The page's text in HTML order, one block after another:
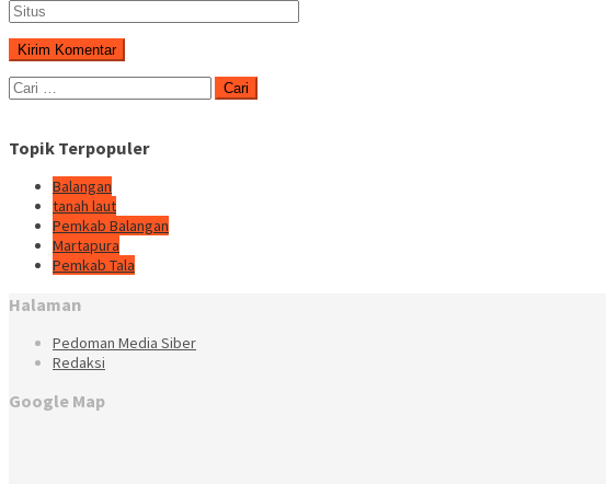
Cari
untuk:
Topik Terpopuler
Balangan
tanah laut
Pemkab Balangan
Martapura
Pemkab Tala
Halaman
Pedoman Media Siber
Redaksi
Google Map